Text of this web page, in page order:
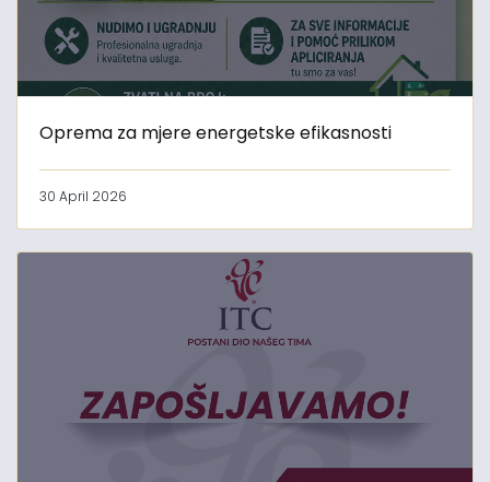
Oprema za mjere energetske efikasnosti
30 April 2026